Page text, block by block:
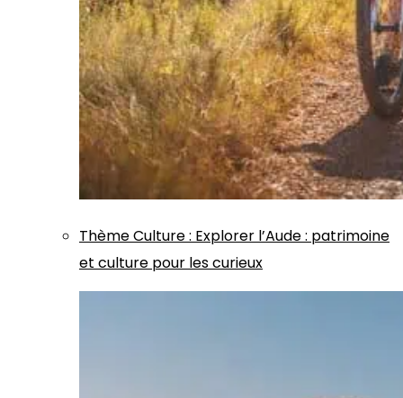
ThèmeCulture: Explorer l’Aude : patrimoine
et culture pour les curieux